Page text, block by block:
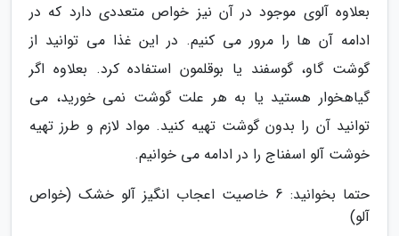
بعلاوه آلوی موجود در آن نیز خواص متعددی دارد که در
ادامه آن ها را مرور می کنیم. در این غذا می توانید از
گوشت گاو، گوسفند یا بوقلمون استفاده کرد. بعلاوه اگر
گیاهخوار هستید یا به هر علت گوشت نمی خورید، می
توانید آن را بدون گوشت تهیه کنید. مواد لازم و طرز تهیه
خوشت آلو اسفناج را در ادامه می خوانیم.
حتما بخوانید: 6 خاصیت اعجاب انگیز آلو خشک (خواص
آلو)